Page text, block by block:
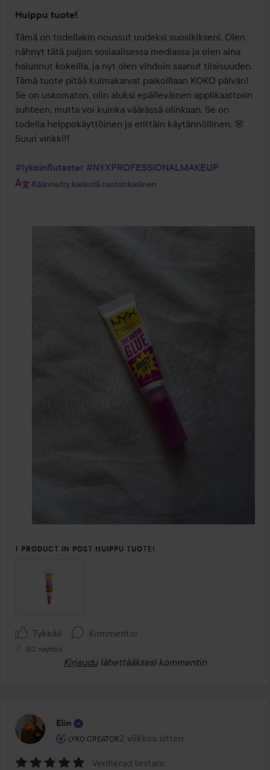
5
/
5
Huippu tuote!
Tämä on todellakin noussut uudeksi suosikikseni. Olen
nähnyt tätä paljon sosiaalisessa mediassa ja olen aina
halunnut kokeilla, ja nyt olen vihdoin saanut tilaisuuden.
Tämä tuote pitää kulmakarvat paikoillaan KOKO päivän!
Se on uskomaton, olin aluksi epäileväinen applikaattorin
suhteen, mutta voi kuinka väärässä olinkaan. Se on
todella helppokäyttöinen ja erittäin käytännöllinen. 🌸
Suuri vinkki!!
#lykoinflutester #NYXPROFESSIONALMAKEUP
Käännetty kielestä ruotsinkielinen
1 PRODUCT IN POST HUIPPU TUOTE!
Tykkää Kommentoi
182 näyttöä
Kirjaudu lähettääksesi kommentin
Elin
LYKO CREATOR
Käyttäjän rooli: Lyko Creator.
2 viikkoa sitten
Viesti luotiin 2 viikkoa sitten
Verifierad testare